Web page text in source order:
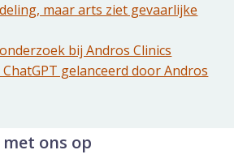
maar arts ziet gevaarlijke
bij Andros Clinics
gelanceerd door Andros
ons op